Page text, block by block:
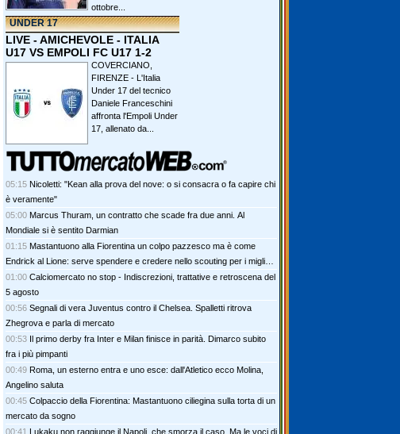
ottobre...
UNDER 17
LIVE - AMICHEVOLE - ITALIA
U17 VS EMPOLI FC U17 1-2
COVERCIANO,
FIRENZE - L'Italia
Under 17 del tecnico
Daniele Franceschini
affronta l'Empoli Under
17, allenato da...
05:15 Nicoletti: "Kean alla prova del nove: o si consacra o fa capire chi
è veramente"
05:00 Marcus Thuram, un contratto che scade fra due anni. Al
Mondiale si è sentito Darmian
01:15 Mastantuono alla Fiorentina un colpo pazzesco ma è come
Endrick al Lione: serve spendere e credere nello scouting per i migliori
talenti. Giovani italiani: attenzione perché qualcosa sta cambiando
davvero
01:00 Calciomercato no stop - Indiscrezioni, trattative e retroscena del
5 agosto
00:56 Segnali di vera Juventus contro il Chelsea. Spalletti ritrova
Zhegrova e parla di mercato
00:53 Il primo derby fra Inter e Milan finisce in parità. Dimarco subito
fra i più pimpanti
00:49 Roma, un esterno entra e uno esce: dall'Atletico ecco Molina,
Angelino saluta
00:45 Colpaccio della Fiorentina: Mastantuono ciliegina sulla torta di un
mercato da sogno
00:41 Lukaku non raggiunge il Napoli, che smorza il caso. Ma le voci di